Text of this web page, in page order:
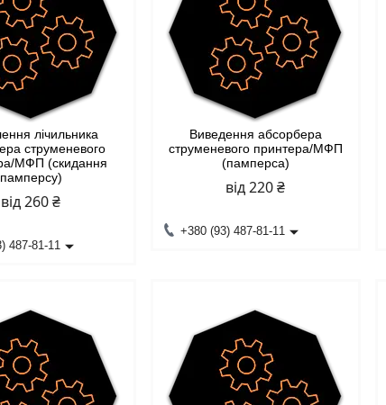
лічильника
струменевого
МФП (скидання
памперсу)
від 260 ₴
487-81-11
Виведення абсорбера
струменевого принтера/МФП
(памперса)
від 220 ₴
+380 (93) 487-81-11